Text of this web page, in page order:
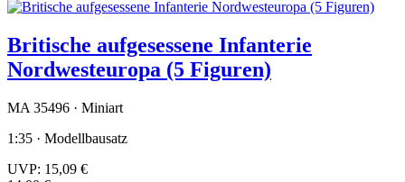
Britische aufgesessene Infanterie
Nordwesteuropa (5 Figuren)
MA 35496 · Miniart
1:35 · Modellbausatz
UVP: 15,09 €